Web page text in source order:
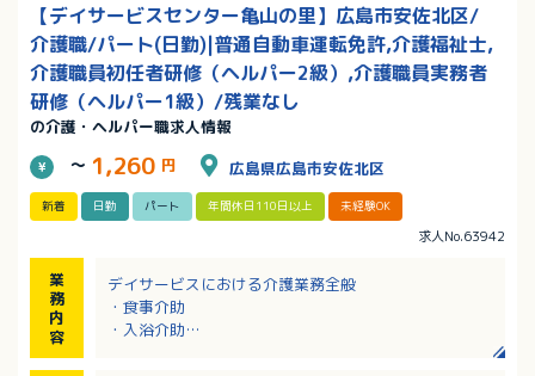
【デイサービスセンター亀山の里】広島市安佐北区/
介護職/パート(日勤)|普通自動車運転免許,介護福祉士,
介護職員初任者研修（ヘルパー2級）,介護職員実務者
研修（ヘルパー1級）/残業なし
の介護・ヘルパー職求人情報
～ 1,260 円 広島県広島市安佐北区
新着 日勤 パート 年間休日110日以上 未経験OK
求人No.63942
業
務
内
容
デイサービスにおける介護業務全般
・食事介助
・入浴介助